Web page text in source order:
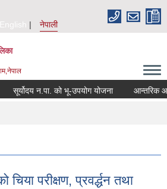
English
नेपाली
सूर्योदय न.पा. को भू-उपयोग योजना आन्तरिक आय
चिया परीक्षण, प्रवर्द्धन तथा